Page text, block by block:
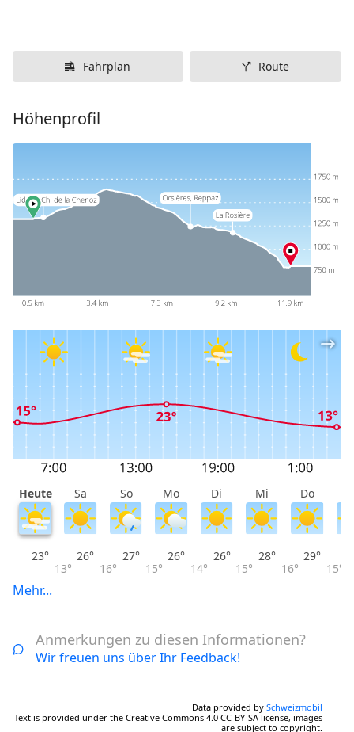
Fahrplan Route
Höhenprofil
Heute Sa So Mo Di Mi Do
23°
13°
26°
16°
27°
15°
26°
14°
26°
15°
28°
16°
29°
15°
Mehr...
Anmerkungen zu diesen Informationen?
Wir freuen uns über Ihr Feedback!
Data provided by Schweizmobil
Text is provided under the Creative Commons 4.0 CC-BY-SA license, images
are subject to copyright.